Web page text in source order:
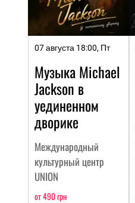
07 августа 18:00, Пт
Музыка Michael
Jackson в
уединенном
дворике
Международный
культурный центр
UNION
от 490 грн